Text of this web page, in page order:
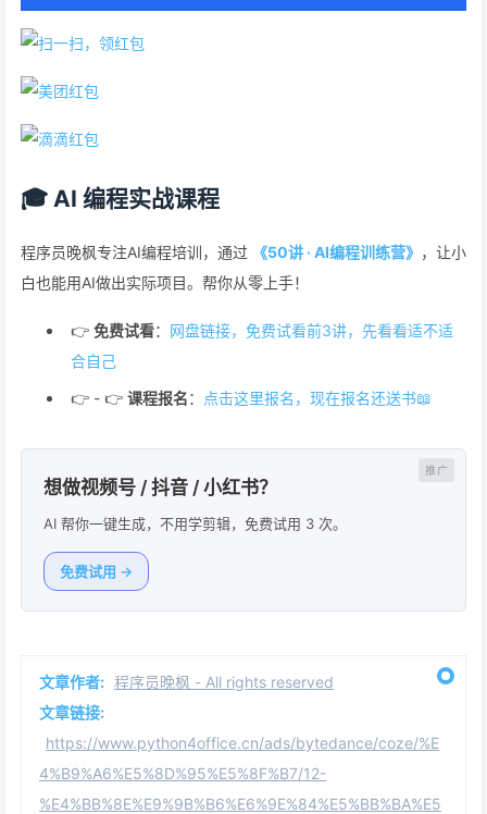
🎓 AI 编程实战课程
程序员晚枫专注AI编程培训，通过 《50讲 · AI编程训练营》 ，让小
白也能用AI做出实际项目。帮你从零上手！
👉 免费试看： 网盘链接，免费试看前3讲，先看看适不适
合自己
👉 - 👉 课程报名： 点击这里报名，现在报名还送书📖
想做视频号 / 抖音 / 小红书？
AI 帮你一键生成，不用学剪辑，免费试用 3 次。
免费试用 →
文章作者: 程序员晚枫 - All rights reserved
文章链接:
https://www.python4office.cn/ads/bytedance/coze/%E
4%B9%A6%E5%8D%95%E5%8F%B7/12-
%E4%BB%8E%E9%9B%B6%E6%9E%84%E5%BB%BA%E5